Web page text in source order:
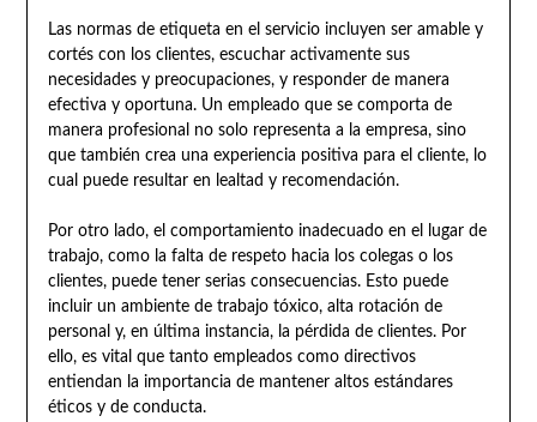
Las normas de etiqueta en el servicio incluyen ser amable y
cortés con los clientes, escuchar activamente sus
necesidades y preocupaciones, y responder de manera
efectiva y oportuna. Un empleado que se comporta de
manera profesional no solo representa a la empresa, sino
que también crea una experiencia positiva para el cliente, lo
cual puede resultar en lealtad y recomendación.
Por otro lado, el comportamiento inadecuado en el lugar de
trabajo, como la falta de respeto hacia los colegas o los
clientes, puede tener serias consecuencias. Esto puede
incluir un ambiente de trabajo tóxico, alta rotación de
personal y, en última instancia, la pérdida de clientes. Por
ello, es vital que tanto empleados como directivos
entiendan la importancia de mantener altos estándares
éticos y de conducta.